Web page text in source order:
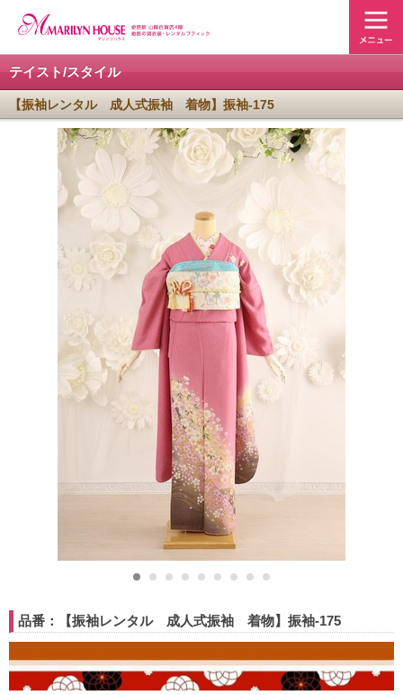
テイスト/スタイル
【振袖レンタル 成人式振袖 着物】振袖-175
品番：【振袖レンタル 成人式振袖 着物】振袖-175